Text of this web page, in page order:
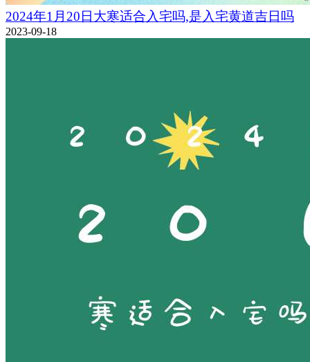
2024年1月20日大寒适合入宅吗,是入宅黄道吉日吗
2023-09-18